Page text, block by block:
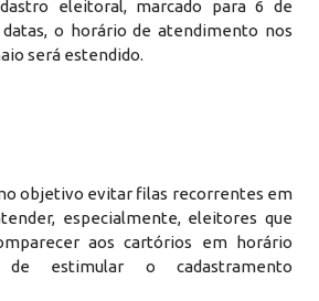
eleitoral, marcado para 6 de
datas, o horário de atendimento nos
será estendido.
objetivo evitar filas recorrentes em
especialmente, eleitores que
aos cartórios em horário
de estimular o cadastramento